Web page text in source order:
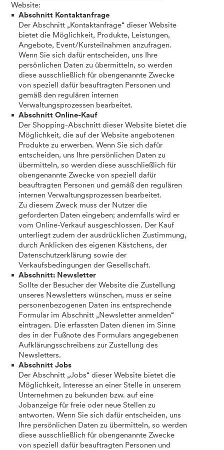
Website:
Abschnitt Kontaktanfrage
Der Abschnitt „Kontaktanfrage“ dieser Website
bietet die Möglichkeit, Produkte, Leistungen,
Angebote, Event/Kursteilnahmen anzufragen.
Wenn Sie sich dafür entscheiden, uns Ihre
persönlichen Daten zu übermitteln, so werden
diese ausschließlich für obengenannte Zwecke
von speziell dafür beauftragten Personen und
gemäß den regulären internen
Verwaltungsprozessen bearbeitet.
Abschnitt Online-Kauf
Der Shopping-Abschnitt dieser Website bietet die
Möglichkeit, die auf der Website angebotenen
Produkte zu erwerben. Wenn Sie sich dafür
entscheiden, uns Ihre persönlichen Daten zu
übermitteln, so werden diese ausschließlich für
obengenannte Zwecke von speziell dafür
beauftragten Personen und gemäß den regulären
internen Verwaltungsprozessen bearbeitet.
Zu diesem Zweck muss der Nutzer die
geforderten Daten eingeben; andernfalls wird er
vom Online-Verkauf ausgeschlossen. Der Kauf
unterliegt zudem der ausdrücklichen Zustimmung,
durch Anklicken des eigenen Kästchens, der
Datenschutzerklärung sowie der
Verkaufsbedingungen der Gesellschaft.
Abschnitt: Newsletter
Sollte der Besucher der Website die Zustellung
unseres Newsletters wünschen, muss er seine
personenbezogenen Daten ins entsprechende
Formular im Abschnitt „Newsletter anmelden“
eintragen. Die erfassten Daten dienen im Sinne
des in der Fußnote des Formulars angegebenen
Aufklärungsschreibens zur Zustellung des
Newsletters.
Abschnitt Jobs
Der Abschnitt „Jobs“ dieser Website bietet die
Möglichkeit, Interesse an einer Stelle in unserem
Unternehmen zu bekunden bzw. auf eine
Jobanzeige für freie oder neue Stellen zu
antworten. Wenn Sie sich dafür entscheiden, uns
Ihre persönlichen Daten zu übermitteln, so werden
diese ausschließlich für obengenannte Zwecke
von speziell dafür beauftragten Personen und